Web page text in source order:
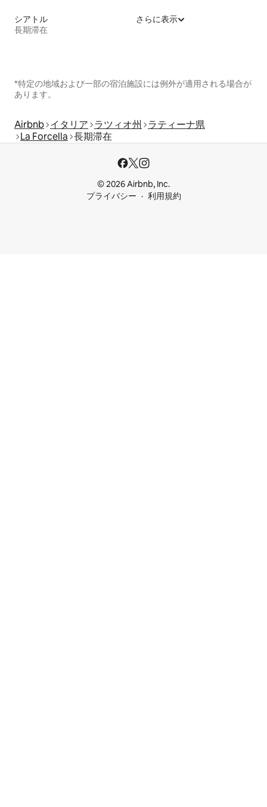
シアトル
長期滞在
さらに表示
*特定の地域および一部の宿泊施設には例外が適用される場合が
あります。
Airbnb イタリア ラツィオ州
ラティーナ県
La Forcella 長期滞在
© 2026 Airbnb, Inc.
プライバシー
利用規約